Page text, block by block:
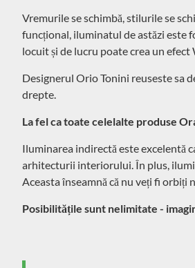
Vremurile se schimbă, stilurile se
funcțional, iluminatul de astăzi este
locuit și de lucru poate crea un
Designerul Orio Tonini reuseste sa
drepte.
La fel ca toate celelalte produse
Iluminarea indirectă este excelentă
arhitecturii interiorului. În plus,
Aceasta înseamnă că nu veți fi orbiți
Posibilitățile sunt nelimitate -